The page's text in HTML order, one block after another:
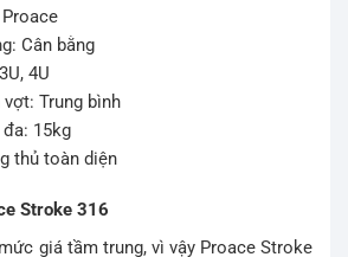
Cân bằng
4U
Trung bình
15kg
thủ toàn diện
Stroke 316
giá tầm trung, vì vậy Proace Stroke